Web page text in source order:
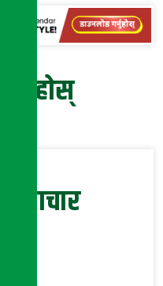
दिनुहोस्
समाचार